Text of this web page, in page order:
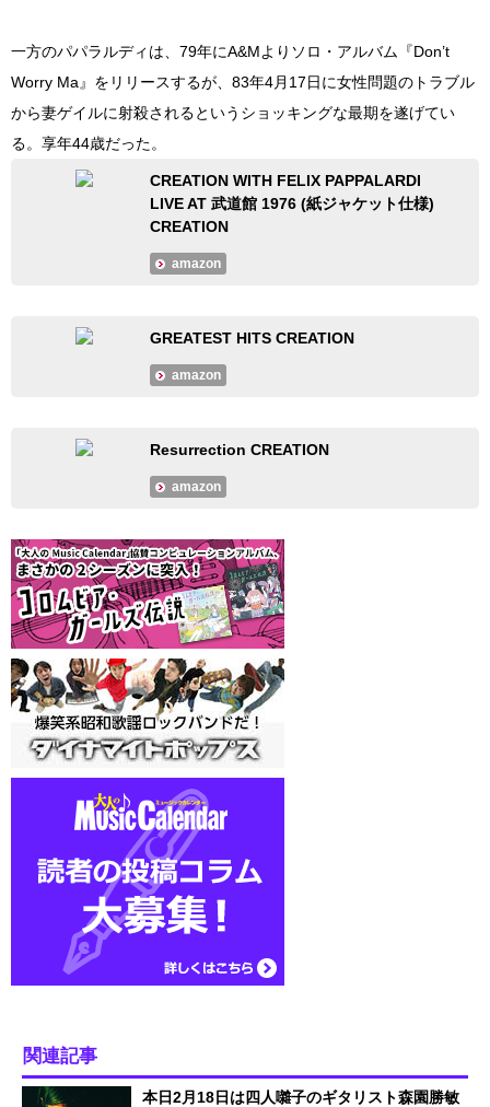
一方のパパラルディは、79年にA&Mよりソロ・アルバム『Don’t
Worry Ma』をリリースするが、83年4月17日に女性問題のトラブル
から妻ゲイルに射殺されるというショッキングな最期を遂げてい
る。享年44歳だった。
CREATION WITH FELIX PAPPALARDI
LIVE AT 武道館 1976 (紙ジャケット仕様)
CREATION
amazon
GREATEST HITS CREATION
amazon
Resurrection CREATION
amazon
関連記事
本日2月18日は四人囃子のギタリスト森園勝敏